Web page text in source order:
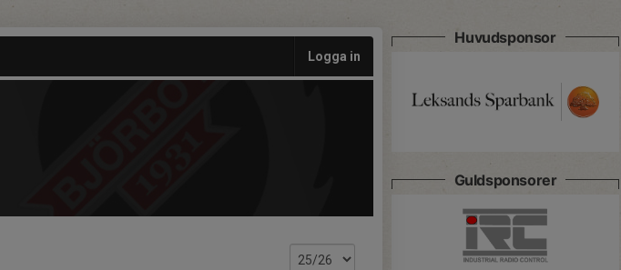
Logga in
Huvudsponsor
Guldsponsorer